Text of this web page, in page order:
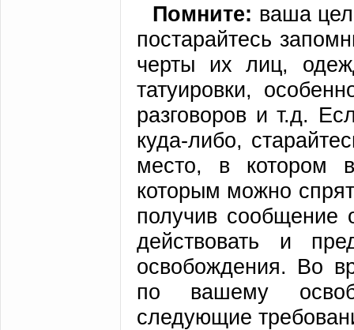
Помните: ваша
постарайтесь
черты их лиц,
татуировки,
разговоров и т.д.
куда-либо,
место, в котором
которым можно
получив сообщение
действовать и
освобождения. Во
по вашему
следующие